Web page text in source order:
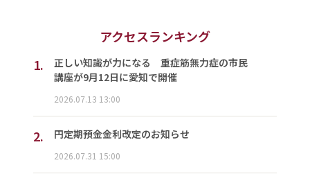
アクセスランキング
1.
正しい知識が力になる 重症筋無力症の市民
講座が9月12日に愛知で開催
2026.07.13 13:00
2. 円定期預金金利改定のお知らせ
2026.07.31 15:00